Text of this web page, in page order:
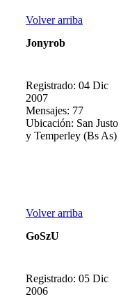
Volver arriba
Jonyrob
Registrado: 04 Dic
2007
Mensajes: 77
Ubicación: San Justo
y Temperley (Bs As)
Volver arriba
GoSzU
Registrado: 05 Dic
2006